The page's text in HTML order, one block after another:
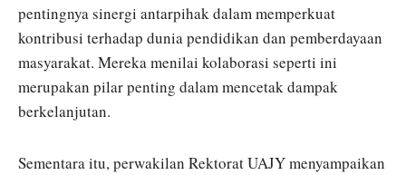
pentingnya sinergi antarpihak dalam memperkuat
kontribusi terhadap dunia pendidikan dan pemberdayaan
masyarakat. Mereka menilai kolaborasi seperti ini
merupakan pilar penting dalam mencetak dampak
berkelanjutan.
Sementara itu, perwakilan Rektorat UAJY menyampaikan